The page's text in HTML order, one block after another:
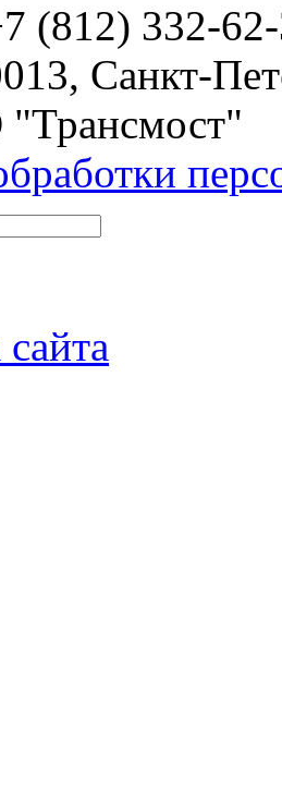
(812) 332-
Санкт-